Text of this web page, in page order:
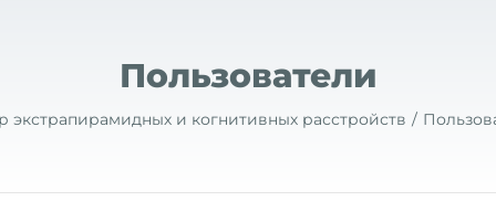
Пользователи
экстрапирамидных и когнитивных расстройств